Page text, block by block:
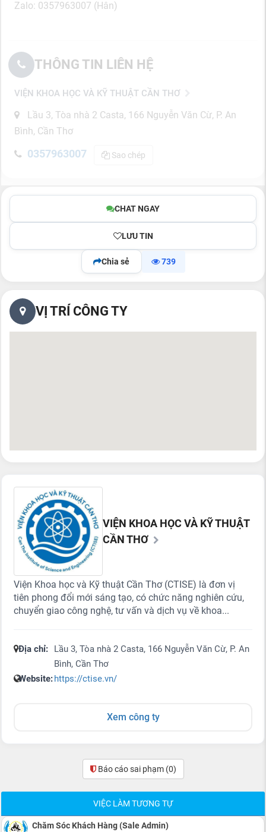
Zalo: 0357963007 (Hân)
THÔNG TIN LIÊN HỆ
VIỆN KHOA HỌC VÀ KỸ THUẬT CẦN THƠ
Lầu 3, Tòa nhà 2 Casta, 166 Nguyễn Văn Cừ, P. An
Bình, Cần Thơ
0357963007 Sao chép
CHAT NGAY
LƯU TIN
Chia sẻ 739
VỊ TRÍ CÔNG TY
VIỆN KHOA HỌC VÀ KỸ THUẬT
CẦN THƠ
Viện Khoa học và Kỹ thuật Cần Thơ (CTISE) là đơn vị
tiên phong đổi mới sáng tạo, có chức năng nghiên cứu,
chuyển giao công nghệ, tư vấn và dịch vụ về khoa...
Địa chỉ:
Lầu 3, Tòa nhà 2 Casta, 166 Nguyễn Văn Cừ, P. An
Bình, Cần Thơ
Website:https://ctise.vn/
Xem công ty
Báo cáo sai phạm (0)
VIỆC LÀM TƯƠNG TỰ
Chăm Sóc Khách Hàng (Sale Admin)